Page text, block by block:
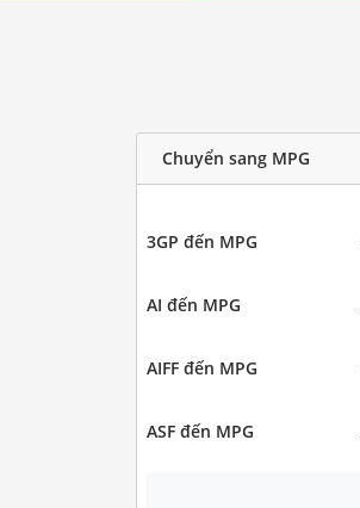
Chuyển sang MPG
3GP đến MPG
AI đến MPG
AIFF đến MPG
ASF đến MPG